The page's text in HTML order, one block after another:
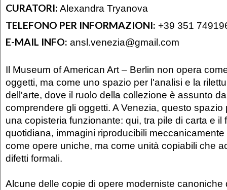
CURATORI: Alexandra Tryanova
TELEFONO PER INFORMAZIONI: +39 351
E-MAIL INFO: ansl.venezia@gmail.com
Il Museum of American Art – Berlin non opera
oggetti, ma come uno spazio per l'analisi e la
dell'arte, dove il ruolo della collezione è assunto
comprendere gli oggetti. A Venezia, questo spazio
una copisteria funzionante: qui, tra pile di carta e il
quotidiana, immagini riproducibili
come opere uniche, ma come unità copiabili che
difetti formali.
Alcune delle copie di opere moderniste canoniche